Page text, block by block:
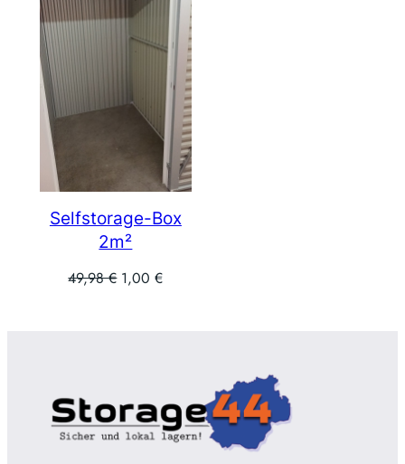
Selfstorage-Box
2m²
49,98€ Ursprünglicher
1,00€Aktueller